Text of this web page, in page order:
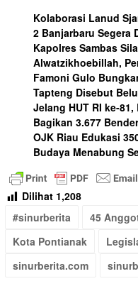
Kolaborasi Lanud
2 Banjarbaru Segera
Kapolres Sambas
Alwatzikhoebillah,
Famoni Gulo
Tapteng Disebut
Jelang HUT RI ke-
Bagikan 3.677
OJK Riau Edukasi
Budaya Menabung
Dilihat 1,208
#sinurberita
45
Kota Pontianak
sinurberita.com